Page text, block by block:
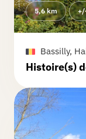
Très
5,6 km
Bassilly,
Histoire(s)